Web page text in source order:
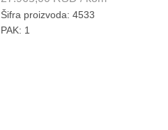
Šifra proizvoda: 4533
PAK: 1